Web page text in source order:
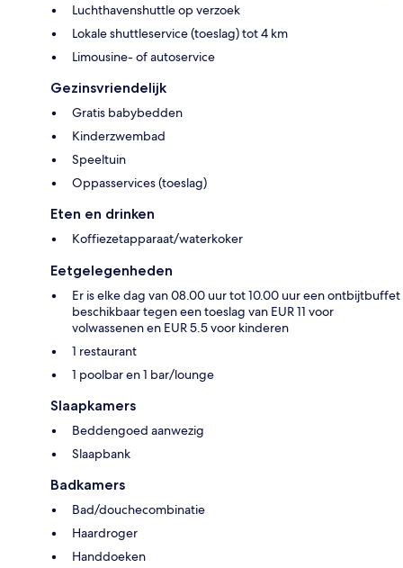
Luchthavenshuttle op verzoek
Lokale shuttleservice (toeslag) tot 4 km
Limousine- of autoservice
Gezinsvriendelijk
Gratis babybedden
Kinderzwembad
Speeltuin
Oppasservices (toeslag)
Eten en drinken
Koffiezetapparaat/waterkoker
Eetgelegenheden
Er is elke dag van 08.00 uur tot 10.00 uur een ontbijtbuffet
beschikbaar tegen een toeslag van EUR 11 voor
volwassenen en EUR 5.5 voor kinderen
1 restaurant
1 poolbar en 1 bar/lounge
Slaapkamers
Beddengoed aanwezig
Slaapbank
Badkamers
Bad/douchecombinatie
Haardroger
Handdoeken